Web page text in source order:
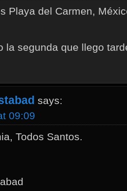
Playa del Carmen,
la segunda que llego
says:
09:09
Todos Santos.